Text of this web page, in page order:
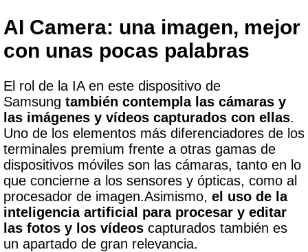
AI Camera: una imagen, mejor
con unas pocas palabras
El rol de la IA en este dispositivo de
Samsung también contempla las cámaras y
las imágenes y vídeos capturados con ellas.
Uno de los elementos más diferenciadores de los
terminales premium frente a otras gamas de
dispositivos móviles son las cámaras, tanto en lo
que concierne a los sensores y ópticas, como al
procesador de imagen.Asimismo, el uso de la
inteligencia artificial para procesar y editar
las fotos y los vídeos capturados también es
un apartado de gran relevancia.